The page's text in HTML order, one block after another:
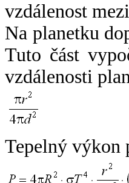
vzdálenost
Na planetku
Tuto část
vzdálenosti
Tepelný výkon